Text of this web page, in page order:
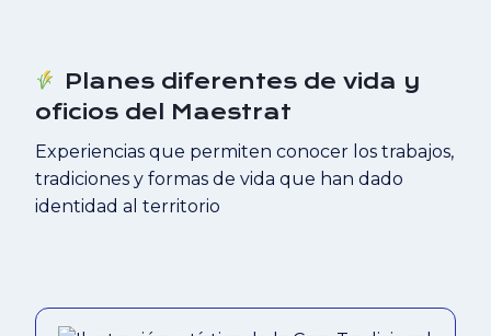
Planes diferentes de vida y
oficios del Maestrat
Experiencias que permiten conocer los trabajos,
tradiciones y formas de vida que han dado
identidad al territorio